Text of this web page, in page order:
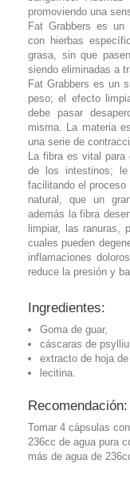
promoviendo una
Fat Grabbers es un
con hierbas
grasa, sin que
siendo eliminadas a
Fat Grabbers es un
peso; el efecto
debe pasar
misma. La materia
una serie de
La fibra es vital
de los intestinos;
facilitando el
natural, que un
además la fibra
limpiar, las ranuras,
cuales pueden
inflamaciones
reduce la presión y
Ingredientes:
Goma de guar,
cáscaras de
extracto de hoja
lecitina.
Recomendación:
Tomar 4 cápsulas
236cc de agua pura
más de agua de